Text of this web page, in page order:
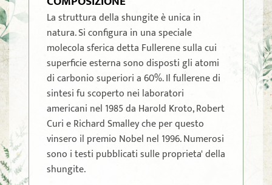
La struttura della shungite è unica in
natura. Si configura in una speciale
molecola sferica detta Fullerene sulla cui
superficie esterna sono disposti gli atomi
di carbonio superiori a 60%. Il fullerene di
sintesi fu scoperto nei laboratori
americani nel 1985 da Harold Kroto, Robert
Curi e Richard Smalley che per questo
vinsero il premio Nobel nel 1996. Numerosi
sono i testi pubblicati sulle proprieta' della
shungite.